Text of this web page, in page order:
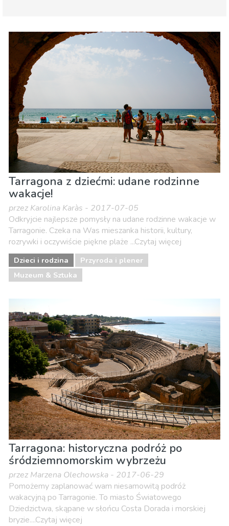
Dzieci i rodzina
Muzeum & Sztuka
Plaże
Przyroda i plener
Tarragona z dziećmi: udane rodzinne
wakacje!
przez Karolina Karàs - 2017-07-05
Odkryjcie najlepsze pomysły na udane rodzinne wakacje w
Tarragonie. Czeka na Was mieszanka historii, kultury,
rozrywki i oczywiście piękne plaże ...Czytaj więcej
Dzieci i rodzina
Przyroda i plener
Muzeum & Sztuka
Tarragona: historyczna podróż po
śródziemnomorskim wybrzeżu
przez Marzena Olechowska - 2017-06-29
Pomożemy zaplanować wam niesamowitą podróż
wakacyjną po Tarragonie. To miasto Światowego
Dziedzictwa, skąpane w słońcu Costa Dorada i morskiej
bryzie....Czytaj więcej